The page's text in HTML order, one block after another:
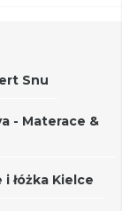
Snu
- Materace &
i łóżka Kielce